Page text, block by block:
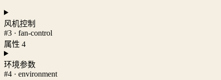
风机控制
#3 · fan-control
属性 4
环境参数
#4 · environment